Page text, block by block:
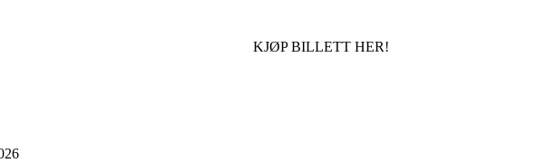
KJØP BILLETT HER!